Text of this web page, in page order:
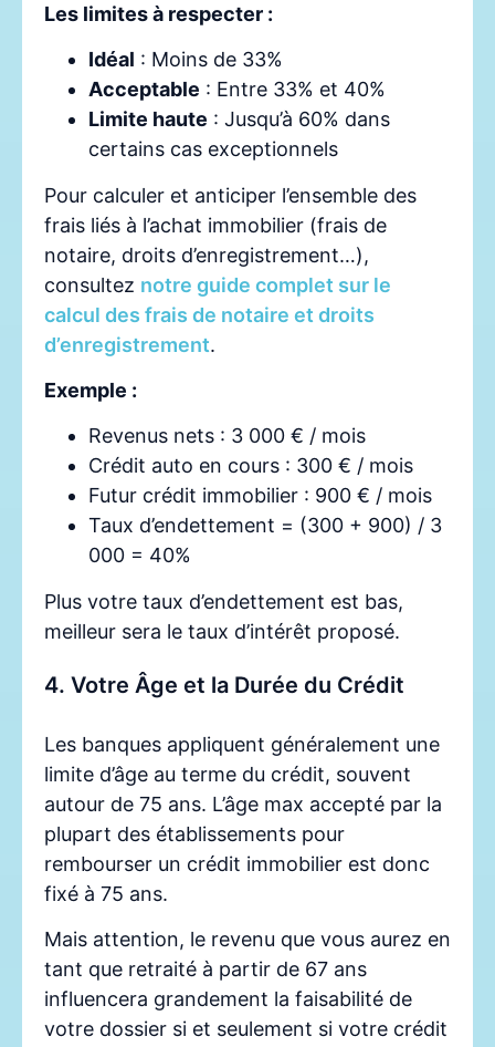
Les limites à respecter :
Idéal : Moins de 33%
Acceptable : Entre 33% et 40%
Limite haute : Jusqu’à 60% dans
certains cas exceptionnels
Pour calculer et anticiper l’ensemble des
frais liés à l’achat immobilier (frais de
notaire, droits d’enregistrement…),
consultez notre guide complet sur le
calcul des frais de notaire et droits
d’enregistrement.
Exemple :
Revenus nets : 3 000 € / mois
Crédit auto en cours : 300 € / mois
Futur crédit immobilier : 900 € / mois
Taux d’endettement = (300 + 900) / 3
000 = 40%
Plus votre taux d’endettement est bas,
meilleur sera le taux d’intérêt proposé.
4. Votre Âge et la Durée du Crédit
Les banques appliquent généralement une
limite d’âge au terme du crédit, souvent
autour de 75 ans. L’âge max accepté par la
plupart des établissements pour
rembourser un crédit immobilier est donc
fixé à 75 ans.
Mais attention, le revenu que vous aurez en
tant que retraité à partir de 67 ans
influencera grandement la faisabilité de
votre dossier si et seulement si votre crédit